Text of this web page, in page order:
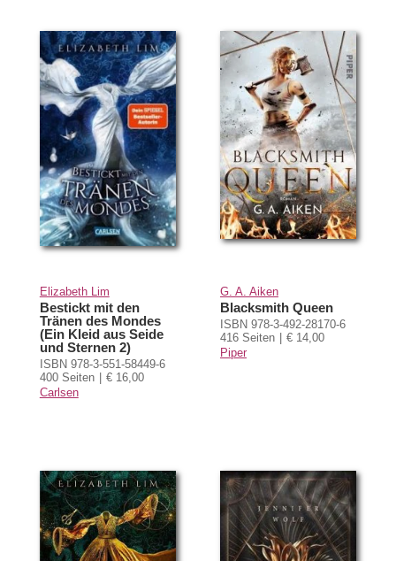
Elizabeth Lim
Bestickt mit den
Tränen des Mondes
(Ein Kleid aus Seide
und Sternen 2)
ISBN 978-3-551-58449-6
400 Seiten
€ 16,00
Carlsen
G. A. Aiken
Blacksmith Queen
ISBN 978-3-492-28170-6
416 Seiten
€ 14,00
Piper